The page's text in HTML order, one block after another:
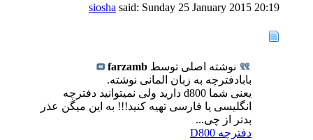
siosha said: Sunday 25 January 2015 20:19
نوشته اصلی توسط farzamb
بابادفترچه به زبان المانی نوشته.
یعنی شما d800 دارید ولی نمیتوانید دفترچه
انگلیسی یا فارسی تهیه کنید!!! به این میگن عذر
بدتر از چی...
دفترچه D800